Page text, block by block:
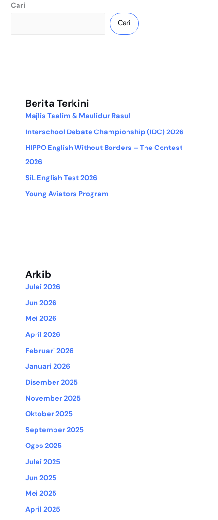
Cari
Cari
Berita Terkini
Majlis Taalim & Maulidur Rasul
Interschool Debate Championship (IDC) 2026
HIPPO English Without Borders – The Contest
2026
SiL English Test 2026
Young Aviators Program
Arkib
Julai 2026
Jun 2026
Mei 2026
April 2026
Februari 2026
Januari 2026
Disember 2025
November 2025
Oktober 2025
September 2025
Ogos 2025
Julai 2025
Jun 2025
Mei 2025
April 2025